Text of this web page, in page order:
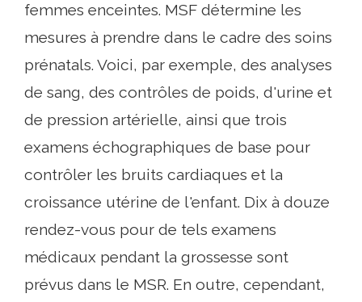
femmes enceintes. MSF détermine les
mesures à prendre dans le cadre des soins
prénatals. Voici, par exemple, des analyses
de sang, des contrôles de poids, d'urine et
de pression artérielle, ainsi que trois
examens échographiques de base pour
contrôler les bruits cardiaques et la
croissance utérine de l'enfant. Dix à douze
rendez-vous pour de tels examens
médicaux pendant la grossesse sont
prévus dans le MSR. En outre, cependant,